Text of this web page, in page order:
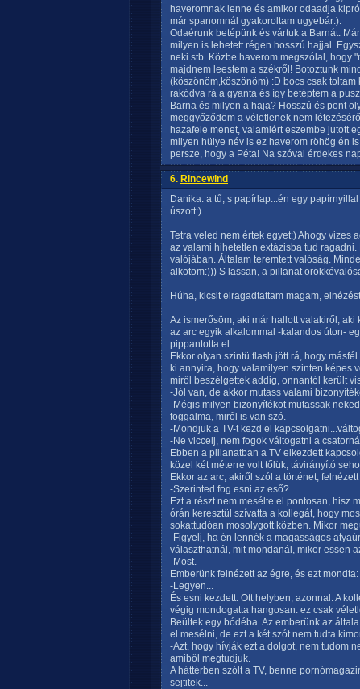
haveromnak lenne és amikor odaadja
már spanomnál gyakoroltam ugyebár:).
Odaérunk betépünk és vártuk a Barnát.
milyen is lehetett régen hosszú hajjal.
neki stb. Közbe haverom megszólal, hogy
majdnem leestem a székről! Botoztunk
(köszönöm,köszönöm) :D bocs csak
rakódva rá a gyanta és így betéptem a
Barna és milyen a haja? Hosszú és pont
meggyőződöm a véletlenek nem
hazafele menet, valamiért eszembe jutott
milyen hülye név is ez haverom röhög én
persze, hogy a Péta! Na szóval érdekes
6. Rincewind
Danika: a tű, s papírlap...én egy
úszott:)
Tetra veled nem értek egyet;) Ahogy vizes
az valami hihetetlen extázisba tud
valójában. Általam teremtett valóság.
alkotom:))) S lassan, a pillanat
Húha, kicsit elragadtattam magam,
Az ismerősöm, aki már hallott valakiről,
az arc egyik alkalommal -kalandos úton-
pippantotta el.
Ekkor olyan szintü flash jött rá, hogy
ki annyira, hogy valamilyen szinten képes
miről beszélgettek addig, onnantól került
-Jól van, de akkor mutass valami
-Mégis milyen bizonyítékot mutassak
foggalma, miről is van szó.
-Mondjuk a TV-t kezd el
-Ne viccelj, nem fogok váltogatni a
Ebben a pillanatban a TV elkezdett
közel két méterre volt tőlük, távirányító
Ekkor az arc, akiről szól a történet,
-Szerinted fog esni az eső?
Ezt a részt nem mesélte el pontosan, hisz
órán keresztül szívatta a kollegát, hogy
sokattudóan mosolygott közben. Mikor
-Figyelj, ha én lennék a magasságos
választhatnál, mit mondanál, mikor essen
-Most.
Emberünk felnézett az égre, és ezt mondta:
-Legyen...
És esni kezdett. Ott helyben, azonnal. A
végig mondogatta hangosan: ez csak
Beültek egy bódéba. Az emberünk az
el mesélni, de ezt a két szót nem tudta
-Azt, hogy hívják ezt a dolgot, nem tudom
amiből megtudjuk.
A háttérben szólt a TV, benne
sejtitek...